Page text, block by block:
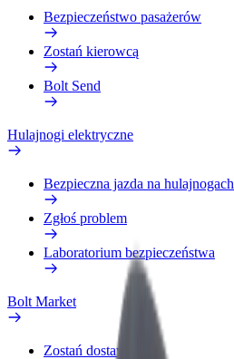
Bezpieczeństwo pasażerów
Zostań kierowcą
Bolt Send
Hulajnogi elektryczne
Bezpieczna jazda na hulajnogach
Zgłoś problem
Laboratorium bezpieczeństwa
Bolt Market
Zostań dostawcą